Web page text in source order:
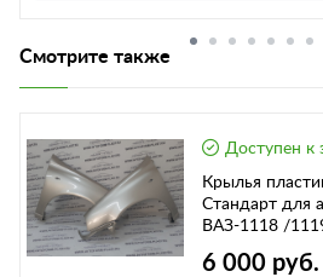
Смотрите также
Доступен к
Крылья
Стандарт для
ВАЗ-1118 /
6 000 руб.